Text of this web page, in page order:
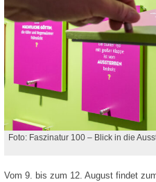
Foto: Faszinatur 100 – Blick in die
Vom 9. bis zum 12. August findet